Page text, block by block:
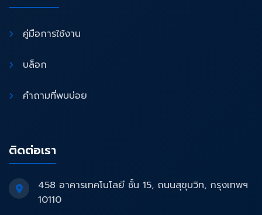
คู่มือการใช้งาน
บล็อก
คำถามที่พบบ่อย
ติดต่อเรา
458 อาคารเทคโนโลยี ชั้น 15, ถนนสุขุมวิท, กรุงเทพฯ
10110